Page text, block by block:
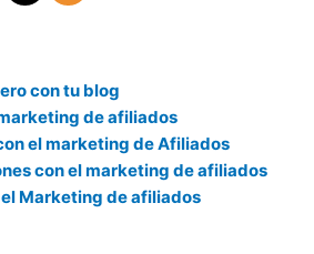
con tu blog
de afiliados
el marketing de Afiliados
con el marketing de afiliados
Marketing de afiliados